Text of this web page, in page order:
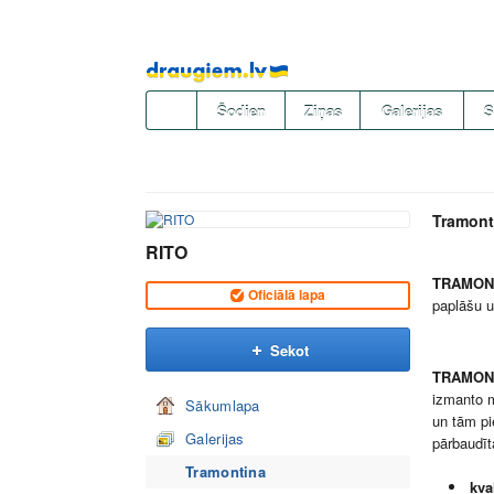
Pāriet
uz
saturu
Šodien Ziņas Galerijas
RITO
Oficiālā lapa
Sekot
Sākumlapa
Galerijas
Tramontina
paplāšu
izmanto
un tām